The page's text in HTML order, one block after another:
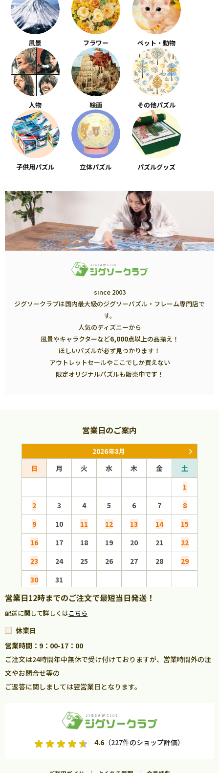
風景 フラワー ペット・動物
人物 絵画 その他パズル
子供用パズル 立体パズル パズルグッズ
since 2003
ジグソークラブは国内最大級のジグソーパズル・フレーム専門店で
す。
人気のディズニーから
風景やキャラクターなど6,000点以上の品揃え！
ほしいパズルが必ず見つかります！
アウトレットセールやここでしか買えない
限定オリジナルパズルも販売中です！
営業日のご案内
2026年8月
日 月 火 水 木 金
土
1
2
3 4 5 6 7
8
9
10 11 12 13 14
15
16
17 18 19 20 21
22
23
24 25 26 27 28
29
30
31
営業日12時までのご注文で最短当日発送！
配送に関して詳しくはこちら
休業日
営業時間：9：00-17：00
ご注文は24時間年中無休で受け付けておりますが、営業時間外の注
文やお問合せ等の
ご返答に関しましては翌営業日となります。
4.6（227件のショップ評価）